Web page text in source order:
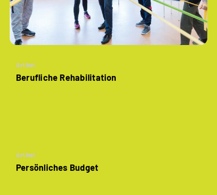
Artikel
Berufliche Rehabilitation
Artikel
Persönliches Budget